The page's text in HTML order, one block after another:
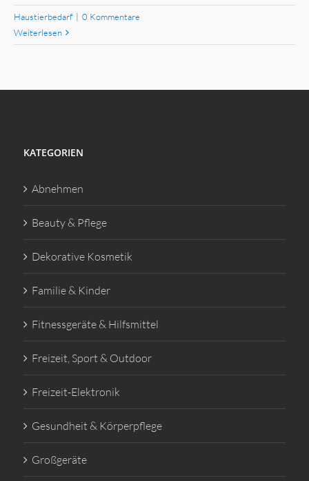
Haustierbedarf | 0 Kommentare
Weiterlesen
KATEGORIEN
Abnehmen
Beauty & Pflege
Dekorative Kosmetik
Familie & Kinder
Fitnessgeräte & Hilfsmittel
Freizeit, Sport & Outdoor
Freizeit-Elektronik
Gesundheit & Körperpflege
Großgeräte